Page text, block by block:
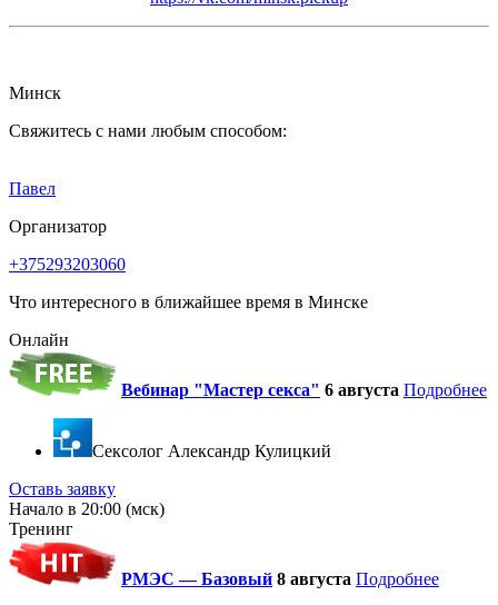
Минск
Свяжитесь с нами любым способом:
Павел
Организатор
+375293203060
Что интересного в ближайшее время в Минске
Онлайн
Вебинар "Мастер секса" 6 августа Подробнее
Cексолог Александр Кулицкий
Оставь заявку
Начало в 20:00 (мск)
Тренинг
РМЭС — Базовый 8 августа Подробнее